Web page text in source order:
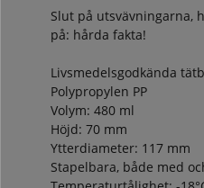
Slut på utsvävningarna,
på: hårda fakta!
Livsmedelsgodkända
Polypropylen PP
Volym: 480 ml
Höjd: 70 mm
Ytterdiameter: 117 mm
Stapelbara, både med